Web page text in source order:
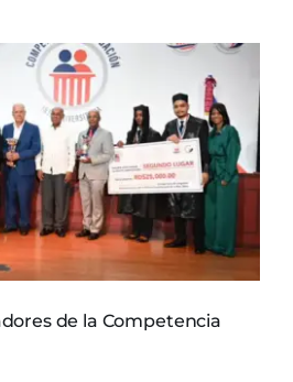
de la Competencia